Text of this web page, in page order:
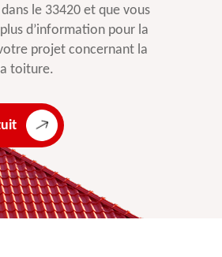
le 33420 et que vous
d’information pour la
projet concernant la
toiture.